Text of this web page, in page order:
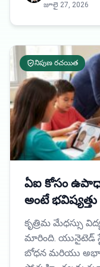
జూలై 27, 2026
నిపుణ రచయిత
ఏఐ కోసం
అంటే
కృత్రిమ మేధస్సు
మారింది. యునైటెడ్
బోధన మరియు